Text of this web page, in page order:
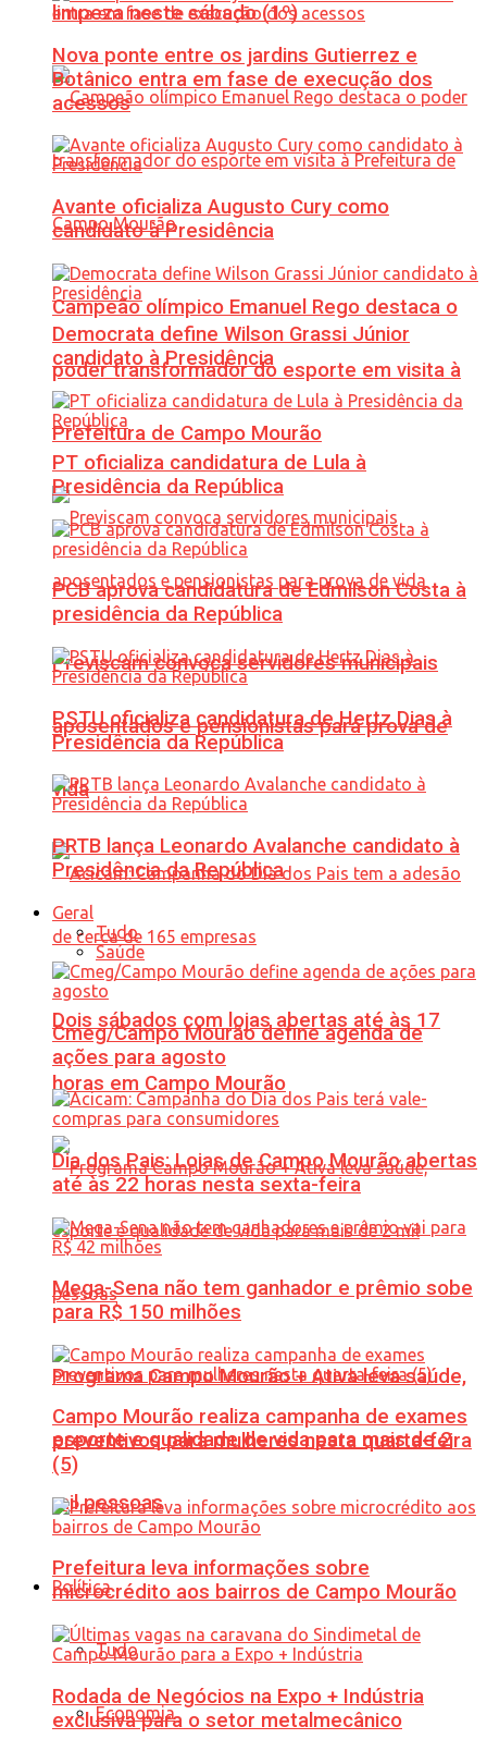
limpeza neste sábado (1º)
Campeão olímpico Emanuel Rego destaca o
poder transformador do esporte em visita à
Prefeitura de Campo Mourão
Previscam convoca servidores municipais
aposentados e pensionistas para prova de
vida
Dois sábados com lojas abertas até às 17
horas em Campo Mourão
Programa Campo Mourão + Ativa leva saúde,
esporte e qualidade de vida para mais de 2
mil pessoas
Política
Tudo
Economia
Nova ponte entre os jardins Gutierrez e
Botânico entra em fase de execução dos
acessos
Avante oficializa Augusto Cury como
candidato à Presidência
Democrata define Wilson Grassi Júnior
candidato à Presidência
PT oficializa candidatura de Lula à
Presidência da República
PCB aprova candidatura de Edmilson Costa à
presidência da República
PSTU oficializa candidatura de Hertz Dias à
Presidência da República
PRTB lança Leonardo Avalanche candidato à
Presidência da República
Geral
Tudo
Saúde
Cmeg/Campo Mourão define agenda de
ações para agosto
Dia dos Pais: Lojas de Campo Mourão abertas
até às 22 horas nesta sexta-feira
Mega-Sena não tem ganhador e prêmio sobe
para R$ 150 milhões
Campo Mourão realiza campanha de exames
preventivos para mulheres nesta quarta-feira
(5)
Prefeitura leva informações sobre
microcrédito aos bairros de Campo Mourão
Rodada de Negócios na Expo + Indústria
exclusiva para o setor metalmecânico